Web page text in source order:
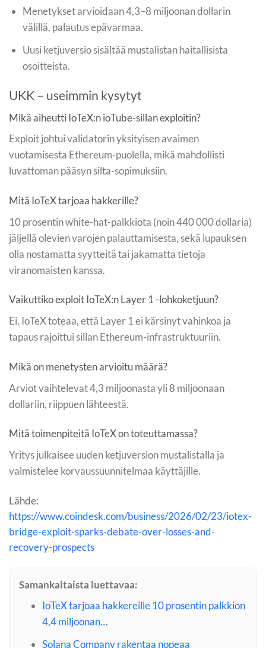
Menetykset arvioidaan 4,3–8 miljoonan dollarin
välillä, palautus epävarmaa.
Uusi ketjuversio sisältää mustalistan haitallisista
osoitteista.
UKK – useimmin kysytyt
Mikä aiheutti IoTeX:n ioTube-sillan exploitin?
Exploit johtui validatorin yksityisen avaimen
vuotamisesta Ethereum-puolella, mikä mahdollisti
luvattoman pääsyn silta-sopimuksiin.
Mitä IoTeX tarjoaa hakkerille?
10 prosentin white-hat-palkkiota (noin 440 000 dollaria)
jäljellä olevien varojen palauttamisesta, sekä lupauksen
olla nostamatta syytteitä tai jakamatta tietoja
viranomaisten kanssa.
Vaikuttiko exploit IoTeX:n Layer 1 -lohkoketjuun?
Ei, IoTeX toteaa, että Layer 1 ei kärsinyt vahinkoa ja
tapaus rajoittui sillan Ethereum-infrastruktuuriin.
Mikä on menetysten arvioitu määrä?
Arviot vaihtelevat 4,3 miljoonasta yli 8 miljoonaan
dollariin, riippuen lähteestä.
Mitä toimenpiteitä IoTeX on toteuttamassa?
Yritys julkaisee uuden ketjuversion mustalistalla ja
valmistelee korvaussuunnitelmaa käyttäjille.
Lähde:
https://www.coindesk.com/business/2026/02/23/iotex-
bridge-exploit-sparks-debate-over-losses-and-
recovery-prospects
Samankaltaista luettavaa:
IoTeX tarjoaa hakkereille 10 prosentin palkkion
4,4 miljoonan…
Solana Company rakentaa nopeaa